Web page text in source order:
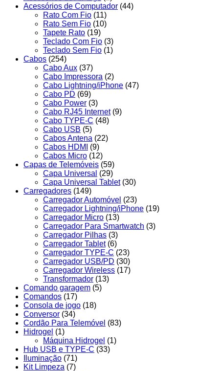
Acessórios de Computador (44)
Rato Com Fio (11)
Rato Sem Fio (10)
Tapete Rato (19)
Teclado Com Fio (3)
Teclado Sem Fio (1)
Cabos (254)
Cabo Aux (37)
Cabo Impressora (2)
Cabo Lightning/iPhone (47)
Cabo PD (69)
Cabo Power (3)
Cabo RJ45 Internet (9)
Cabo TYPE-C (48)
Cabo USB (5)
Cabos Antena (22)
Cabos HDMI
(9)
Cabos Micro (12)
Capas de Telemóveis (59)
Capa Universal (29)
Capa Universal Tablet (30)
Carregadores (149)
Carregador Automóvel (23)
Carregador Lightning/iPhone (19)
Carregador Micro (13)
Carregador Para Smartwatch (3)
Carregador Pilhas (3)
Carregador Tablet (6)
Carregador TYPE-C (23)
Carregador USB/PD (30)
Carregador Wireless (17)
Transformador (13)
Comando garagem (5)
Comandos (17)
Consola de jogo (18)
Conversor (34)
Cordão Para Telemóvel (83)
Hidrogel (1)
Máquina Hidrogel (1)
Hub USB e TYPE-C (33)
Iluminação (71)
Kit Limpeza (7)